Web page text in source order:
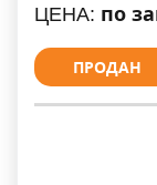
ЦЕНА: по
ПРОДАН